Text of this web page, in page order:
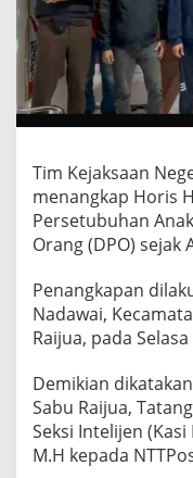
Tim Kejaksaan
menangkap Horis
Persetubuhan
Orang (DPO) sejak
Penangkapan
Nadawai,
Raijua, pada
Demikian
Sabu Raijua,
Seksi Intelijen
M.H kepada